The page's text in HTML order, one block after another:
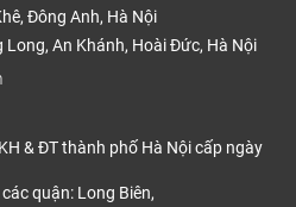
Đông Anh, Hà Nội
An Khánh, Hoài Đức, Hà Nội
& ĐT thành phố Hà Nội cấp ngày
quận: Long Biên,